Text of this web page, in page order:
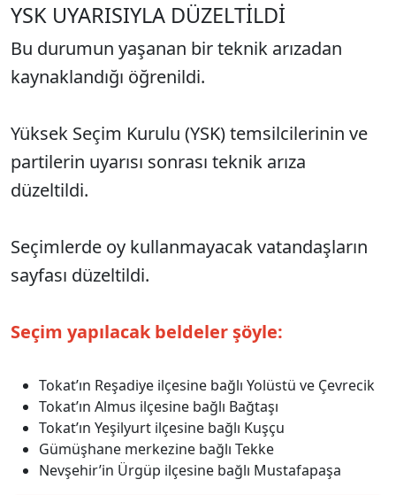
YSK UYARISIYLA DÜZELTİLDİ
Bu durumun yaşanan bir teknik arızadan
kaynaklandığı öğrenildi.
Yüksek Seçim Kurulu (YSK) temsilcilerinin ve
partilerin uyarısı sonrası teknik arıza
düzeltildi.
Seçimlerde oy kullanmayacak vatandaşların
sayfası düzeltildi.
Seçim yapılacak beldeler şöyle:
Tokat’ın Reşadiye ilçesine bağlı Yolüstü ve Çevrecik
Tokat’ın Almus ilçesine bağlı Bağtaşı
Tokat’ın Yeşilyurt ilçesine bağlı Kuşçu
Gümüşhane merkezine bağlı Tekke
Nevşehir’in Ürgüp ilçesine bağlı Mustafapaşa